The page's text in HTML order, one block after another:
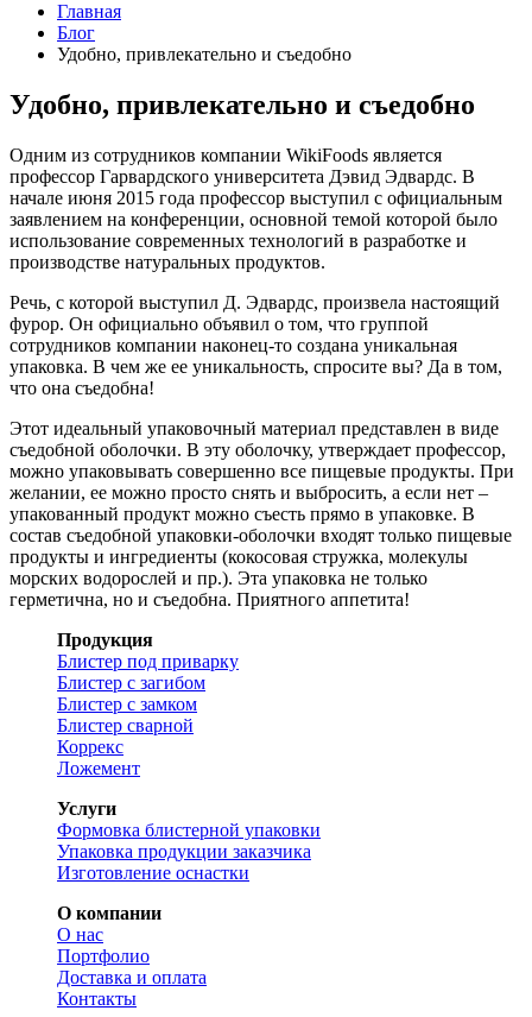
Главная
Блог
Удобно, привлекательно и съедобно
Удобно, привлекательно и съедобно
Одним из сотрудников компании WikiFoods является
профессор Гарвардского университета Дэвид Эдвардс. В
начале июня 2015 года профессор выступил с официальным
заявлением на конференции, основной темой которой было
использование современных технологий в разработке и
производстве натуральных продуктов.
Речь, с которой выступил Д. Эдвардс, произвела настоящий
фурор. Он официально объявил о том, что группой
сотрудников компании наконец-то создана уникальная
упаковка. В чем же ее уникальность, спросите вы? Да в том,
что она съедобна!
Этот идеальный упаковочный материал представлен в виде
съедобной оболочки. В эту оболочку, утверждает профессор,
можно упаковывать совершенно все пищевые продукты. При
желании, ее можно просто снять и выбросить, а если нет –
упакованный продукт можно съесть прямо в упаковке. В
состав съедобной упаковки-оболочки входят только пищевые
продукты и ингредиенты (кокосовая стружка, молекулы
морских водорослей и пр.). Эта упаковка не только
герметична, но и съедобна. Приятного аппетита!
Продукция
Блистер под приварку
Блистер с загибом
Блистер с замком
Блистер сварной
Коррекс
Ложемент
Услуги
Формовка блистерной упаковки
Упаковка продукции заказчика
Изготовление оснастки
О компании
О нас
Портфолио
Доставка и оплата
Контакты